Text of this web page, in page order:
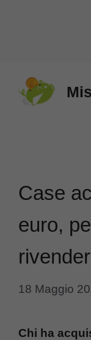
Case
euro,
18 Maggio
Chi ha